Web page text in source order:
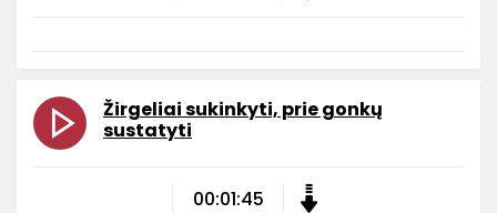
Žirgeliai sukinkyti, prie gonkų
sustatyti
00:01:45